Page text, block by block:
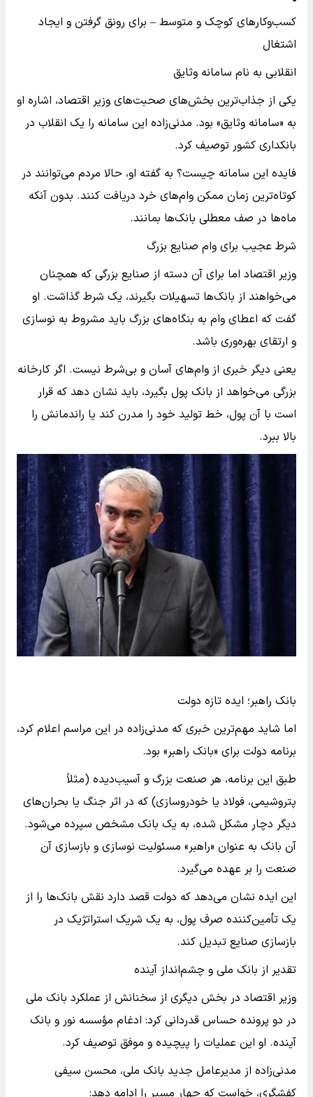
کسب‌وکارهای کوچک و متوسط – برای رونق گرفتن و ایجاد
اشتغال
انقلابی به نام سامانه وثایق
یکی از جذاب‌ترین بخش‌های صحبت‌های وزیر اقتصاد، اشاره او
به «سامانه وثایق» بود. مدنی‌زاده این سامانه را یک انقلاب در
بانکداری کشور توصیف کرد.
فایده این سامانه چیست؟ به گفته او، حالا مردم می‌توانند در
کوتاه‌ترین زمان ممکن وام‌های خرد دریافت کنند. بدون آنکه
ماه‌ها در صف معطلی بانک‌ها بمانند.
شرط عجیب برای وام صنایع بزرگ
وزیر اقتصاد اما برای آن دسته از صنایع بزرگی که همچنان
می‌خواهند از بانک‌ها تسهیلات بگیرند، یک شرط گذاشت. او
گفت که اعطای وام به بنگاه‌های بزرگ باید مشروط به نوسازی
و ارتقای بهره‌وری باشد.
یعنی دیگر خبری از وام‌های آسان و بی‌شرط نیست. اگر کارخانه
بزرگی می‌خواهد از بانک پول بگیرد، باید نشان دهد که قرار
است با آن پول، خط تولید خود را مدرن کند یا راندمانش را
بالا ببرد.
بانک راهبر؛ ایده تازه دولت
اما شاید مهم‌ترین خبری که مدنی‌زاده در این مراسم اعلام کرد،
برنامه دولت برای «بانک راهبر» بود.
طبق این برنامه، هر صنعت بزرگ و آسیب‌دیده (مثلاً
پتروشیمی، فولاد یا خودروسازی) که در اثر جنگ یا بحران‌های
دیگر دچار مشکل شده، به یک بانک مشخص سپرده می‌شود.
آن بانک به عنوان «راهبر» مسئولیت نوسازی و بازسازی آن
صنعت را بر عهده می‌گیرد.
این ایده نشان می‌دهد که دولت قصد دارد نقش بانک‌ها را از
یک تأمین‌کننده صرف پول، به یک شریک استراتژیک در
بازسازی صنایع تبدیل کند.
تقدیر از بانک ملی و چشم‌انداز آینده
وزیر اقتصاد در بخش دیگری از سخنانش از عملکرد بانک ملی
در دو پرونده حساس قدردانی کرد: ادغام مؤسسه نور و بانک
آینده. او این عملیات را پیچیده و موفق توصیف کرد.
مدنی‌زاده از مدیرعامل جدید بانک ملی، محسن سیفی